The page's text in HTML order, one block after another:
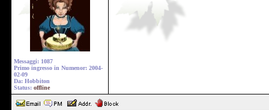
Messaggi: 1087
Primo ingresso in Numenor: 2004-
02-09
Da: Hobbiton
Status: offline